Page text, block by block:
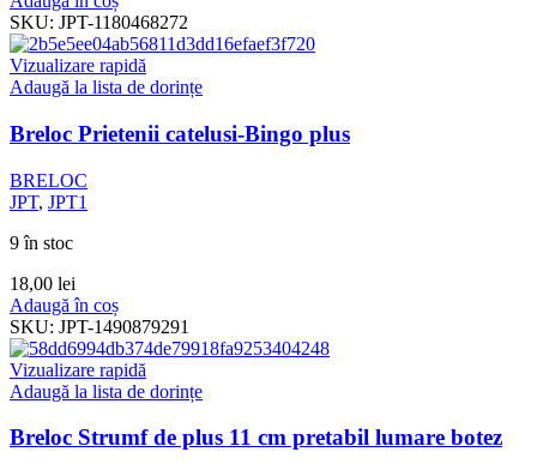
SKU: JPT-1180468272
Vizualizare rapidă
Adaugă la lista de dorințe
Breloc Prietenii catelusi-Bingo plus
BRELOC
JPT, JPT1
9 în stoc
18,00 lei
Adaugă în coș
SKU: JPT-1490879291
Vizualizare rapidă
Adaugă la lista de dorințe
Breloc Strumf de plus 11 cm pretabil lumare botez